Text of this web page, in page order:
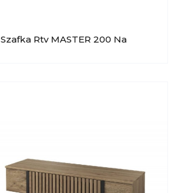
Szafka Rtv MASTER 200 Na